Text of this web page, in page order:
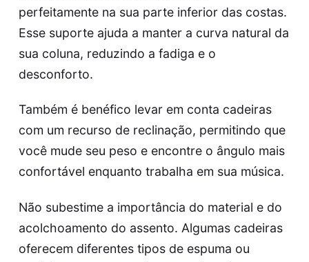
perfeitamente na sua parte inferior das costas.
Esse suporte ajuda a manter a curva natural da
sua coluna, reduzindo a fadiga e o
desconforto.
Também é benéfico levar em conta cadeiras
com um recurso de reclinação, permitindo que
você mude seu peso e encontre o ângulo mais
confortável enquanto trabalha em sua música.
Não subestime a importância do material e do
acolchoamento do assento. Algumas cadeiras
oferecem diferentes tipos de espuma ou